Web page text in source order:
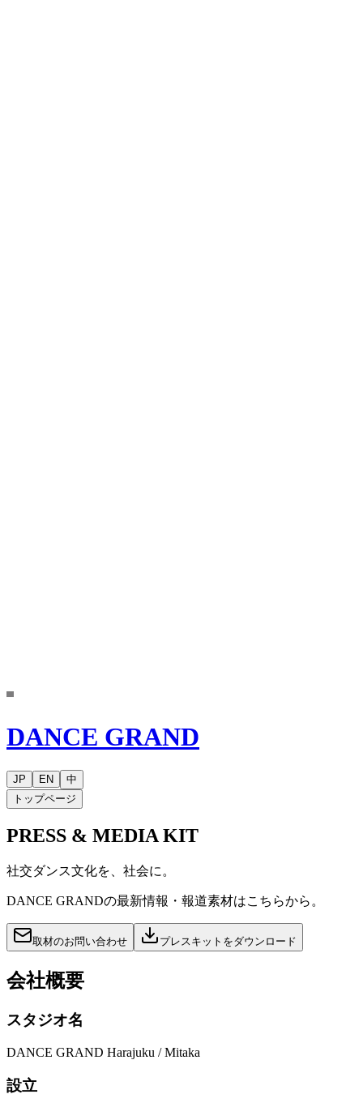
DANCE GRAND
JP EN
中
トップページ
PRESS & MEDIA KIT
社交ダンス文化を、社会に。
DANCE GRANDの最新情報・報道素材はこちらから。
取材のお問い合わせ プレスキットをダウンロード
会社概要
スタジオ名
DANCE GRAND Harajuku / Mitaka
設立